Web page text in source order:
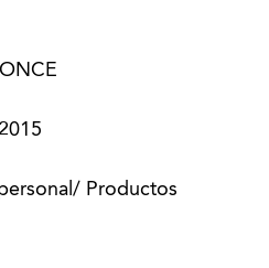
2015
Productos